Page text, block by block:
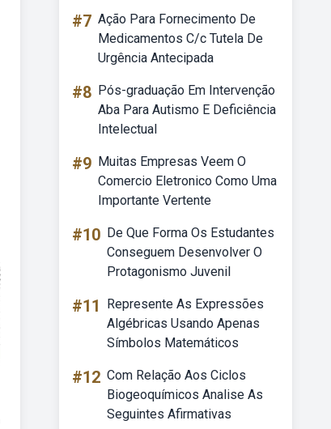
#7 Ação Para Fornecimento De
Medicamentos C/c Tutela De
Urgência Antecipada
#8 Pós-graduação Em Intervenção
Aba Para Autismo E Deficiência
Intelectual
#9 Muitas Empresas Veem O
Comercio Eletronico Como Uma
Importante Vertente
#10 De Que Forma Os Estudantes
Conseguem Desenvolver O
Protagonismo Juvenil
#11
Represente As Expressões
Algébricas Usando Apenas
Símbolos Matemáticos
#12 Com Relação Aos Ciclos
Biogeoquímicos Analise As
Seguintes Afirmativas